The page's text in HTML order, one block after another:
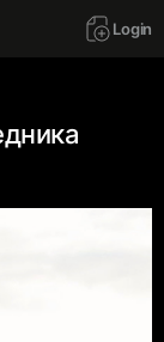
Login